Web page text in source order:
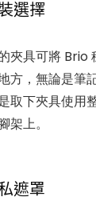
選擇
夾具可將 Brio
方，無論是筆
取下夾具使用
架上。
遮罩